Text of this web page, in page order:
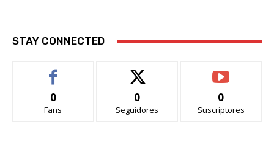
STAY CONNECTED
0
Fans
0
Seguidores
0
Suscriptores